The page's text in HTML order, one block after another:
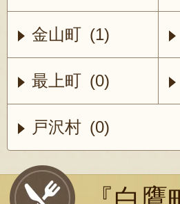
金山町 (1)
最上町 (0)
戸沢村 (0)